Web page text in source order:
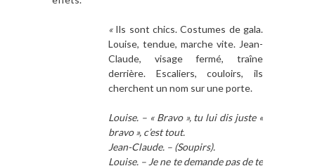
« Ils sont chics. Costumes de gala.
Louise, tendue, marche vite. Jean-
Claude, visage fermé, traîne
derrière. Escaliers, couloirs, ils
cherchent un nom sur une porte.
Louise. – « Bravo », tu lui dis juste «
bravo », c’est tout.
Jean-Claude. – (Soupirs).
Louise. – Je ne te demande pas de te